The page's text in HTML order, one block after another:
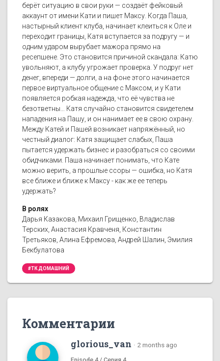
берёт ситуацию в свои руки — создаёт фейковый
аккаунт от имени Кати и пишет Максу. Когда Паша,
настырный клиент клуба, начинает клеиться к Оле и
переходит границы, Катя вступается за подругу — и
одним ударом вырубает мажора прямо на
ресепшене. Это становится причиной скандала: Катю
увольняют, а клубу угрожает проверка. У подруг нет
денег, впереди — долги, а на фоне этого начинается
первое виртуальное общение с Максом, и у Кати
появляется робкая надежда, что её чувства не
безответны… Катя случайно становится свидетелем
нападения на Пашу, и он нанимает ее в свою охрану.
Между Катей и Пашей возникает напряжённый, но
честный диалог: Катя защищает слабых, Паша
пытается удержать бизнес и разобраться со своими
обидчиками. Паша начинает понимать, что Кате
можно верить, а прошлые ссоры — ошибка, но Катя
все ближе и ближе к Максу - как же ее теперь
удержать?
В ролях
Дарья Казакова, Михаил Грищенко, Владислав
Терских, Анастасия Кравченя, Константин
Третьяков, Алина Ефремова, Андрей Шалин, Эмилия
Бекбулатова
#ТК ДОМАШНИЙ
Комментарии
glorious_van · 2 months ago